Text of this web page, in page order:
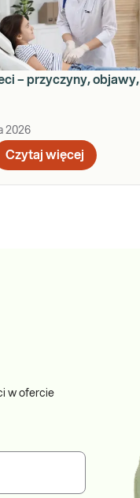
– przyczyny, objawy,
2026
Czytaj więcej
w ofercie